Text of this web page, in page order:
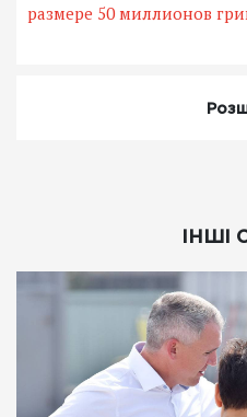
размере 50 миллионов
ІНШІ